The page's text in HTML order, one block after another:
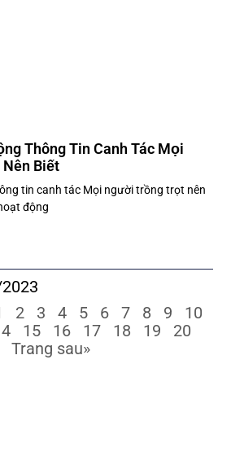
Thông Tin Canh Tác Mọi
Biết
tin canh tác Mọi người trồng trọt nên
động
2 3 4 5 6 7 8 9
10
15 16 17 18 19
20
Trang sau»